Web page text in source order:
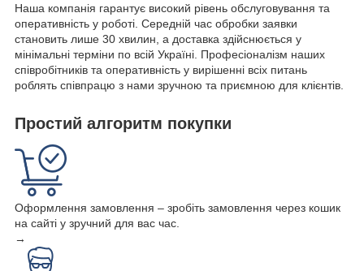
Наша компанія гарантує високий рівень обслуговування та
оперативність у роботі. Середній час обробки заявки
становить лише 30 хвилин, а доставка здійснюється у
мінімальні терміни по всій Україні. Професіоналізм наших
співробітників та оперативність у вирішенні всіх питань
роблять співпрацю з нами зручною та приємною для клієнтів.
Простий алгоритм покупки
Оформлення замовлення – зробіть замовлення через кошик
на сайті у зручний для вас час.
→